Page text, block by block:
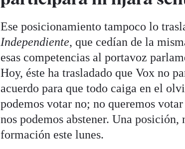
Ese posicionamiento tampoco lo
Independiente, que cedían de la
esas competencias al portavoz
Hoy, éste ha trasladado que Vox no
acuerdo para que todo caiga en el
podemos votar no; no queremos
nos podemos abstener. Una
formación este lunes.